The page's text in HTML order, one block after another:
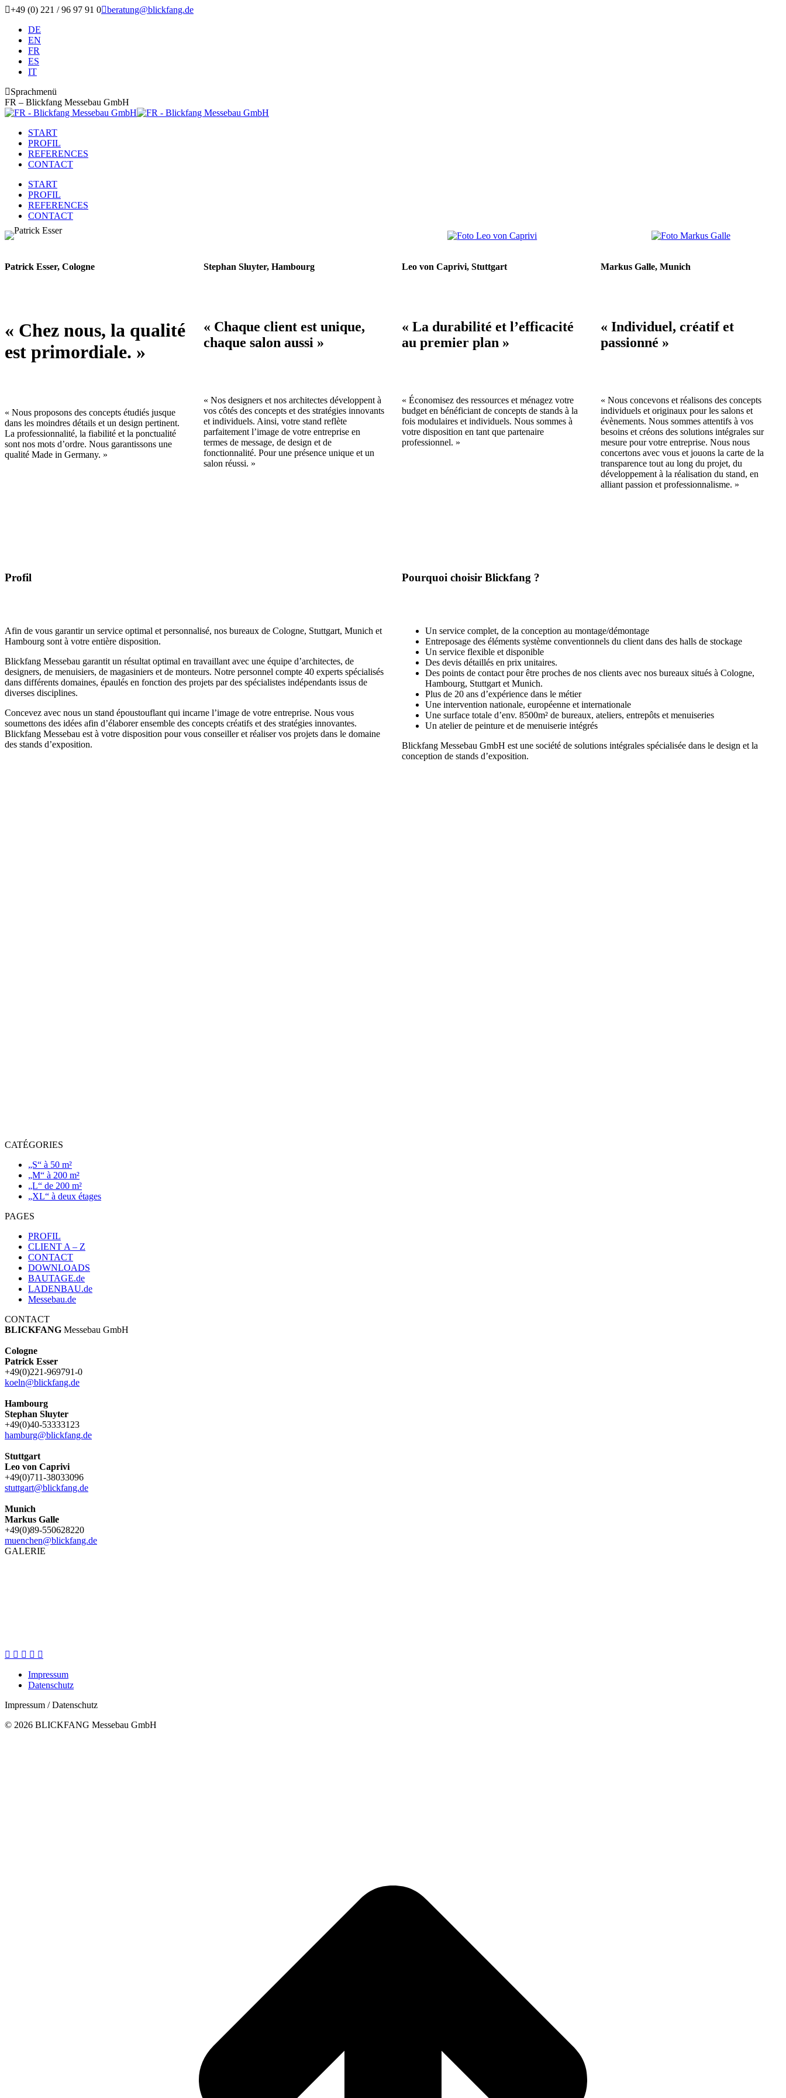
Zum
springen
+49 (0) 221 / 96 97 91 0 beratung@blickfang.de
DE
EN
FR
ES
IT
Sprachmenü
FR – Blickfang Messebau GmbH
START
PROFIL
REFERENCES
CONTACT
START
PROFIL
REFERENCES
CONTACT
Patrick Esser, Cologne
« Chez nous, la qualité
est primordiale. »
« Nous proposons des concepts étudiés jusque
dans les moindres détails et un design pertinent.
La professionnalité, la fiabilité et la ponctualité
sont nos mots d’ordre. Nous garantissons une
qualité Made in Germany. »
Stephan Sluyter, Hambourg
« Chaque client est unique,
chaque salon aussi »
« Nos designers et nos architectes développent à
vos côtés des concepts et des stratégies innovants
et individuels. Ainsi, votre stand reflète
parfaitement l’image de votre entreprise en
termes de message, de design et de
fonctionnalité. Pour une présence unique et un
salon réussi. »
Leo von Caprivi, Stuttgart
« La durabilité et l’efficacité
au premier plan »
« Économisez des ressources et ménagez votre
budget en bénéficiant de concepts de stands à la
fois modulaires et individuels. Nous sommes à
votre disposition en tant que partenaire
professionnel. »
Markus Galle, Munich
« Individuel, créatif et
passionné »
« Nous concevons et réalisons des concepts
individuels et originaux pour les salons et
évènements. Nous sommes attentifs à vos
besoins et créons des solutions intégrales sur
mesure pour votre entreprise. Nous nous
concertons avec vous et jouons la carte de la
transparence tout au long du projet, du
développement à la réalisation du stand, en
alliant passion et professionnalisme. »
Profil
Afin de vous garantir un service optimal et personnalisé, nos bureaux de Cologne, Stuttgart, Munich et
Hambourg sont à votre entière disposition.
Blickfang Messebau garantit un résultat optimal en travaillant avec une équipe d’architectes, de
designers, de menuisiers, de magasiniers et de monteurs. Notre personnel compte 40 experts spécialisés
dans différents domaines, épaulés en fonction des projets par des spécialistes indépendants issus de
diverses disciplines.
Concevez avec nous un stand époustouflant qui incarne l’image de votre entreprise. Nous vous
soumettons des idées afin d’élaborer ensemble des concepts créatifs et des stratégies innovantes.
Blickfang Messebau est à votre disposition pour vous conseiller et réaliser vos projets dans le domaine
des stands d’exposition.
Pourquoi choisir Blickfang ?
Un service complet, de la conception au montage/démontage
Entreposage des éléments système conventionnels du client dans des halls de stockage
Un service flexible et disponible
Des devis détaillés en prix unitaires.
Des points de contact pour être proches de nos clients avec nos bureaux situés à Cologne,
Hambourg, Stuttgart et Munich.
Plus de 20 ans d’expérience dans le métier
Une intervention nationale, européenne et internationale
Une surface totale d’env. 8500m² de bureaux, ateliers, entrepôts et menuiseries
Un atelier de peinture et de menuiserie intégrés
Blickfang Messebau GmbH est une société de solutions intégrales spécialisée dans le design et la
conception de stands d’exposition.
CATÉGORIES
„S“ à 50 m²
„M“ à 200 m²
„L“ de 200 m²
„XL“ à deux étages
PAGES
PROFIL
CLIENT A – Z
CONTACT
DOWNLOADS
BAUTAGE.de
LADENBAU.de
Messebau.de
CONTACT
BLICKFANG Messebau GmbH
Cologne
Patrick Esser
+49(0)221-969791-0
koeln@blickfang.de
Hambourg
Stephan Sluyter
+49(0)40-53333123
hamburg@blickfang.de
Stuttgart
Leo von Caprivi
+49(0)711-38033096
stuttgart@blickfang.de
Munich
Markus Galle
+49(0)89-550628220
muenchen@blickfang.de
GALERIE
Facebook
opens
in
window
Twitter
Instagram
YouTube
Impressum
Datenschutz
Impressum / Datenschutz
© 2026 BLICKFANG Messebau GmbH